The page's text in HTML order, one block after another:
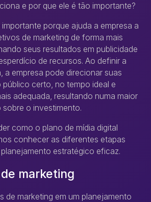
e por que ele é tão importante?
importante porque ajuda a empresa a
de marketing de forma mais
seus resultados em publicidade
de recursos. Ao definir a
a empresa pode direcionar suas
público certo, no tempo ideal e
adequada, resultando numa maior
o investimento.
como o plano de mídia digital
conhecer as diferentes etapas
estratégico eficaz.
marketing
de marketing em um planejamento